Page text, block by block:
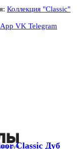
Коллекция "Classic"
VK Telegram
Classic Дуб